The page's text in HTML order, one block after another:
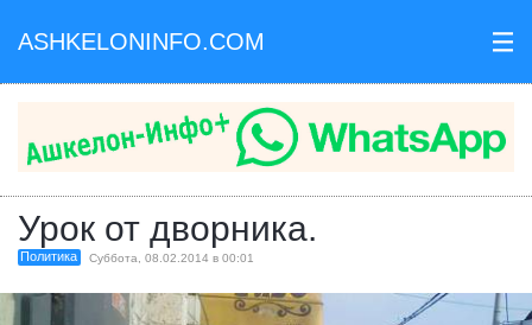
ASHKELONINFO.COM III
Урок от дворника.
Политика Суббота, 08.02.2014 в 00:01